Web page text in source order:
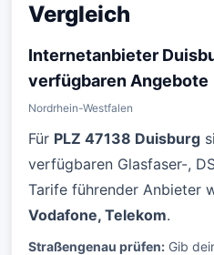
Vergleich
Internetanbieter
verfügbaren Angebote
Nordrhein-Westfalen
Für PLZ 47138 Duisburg
verfügbaren Glasfaser-,
Tarife führender Anbieter
Vodafone, Telekom.
Straßengenau prüfen: Gib